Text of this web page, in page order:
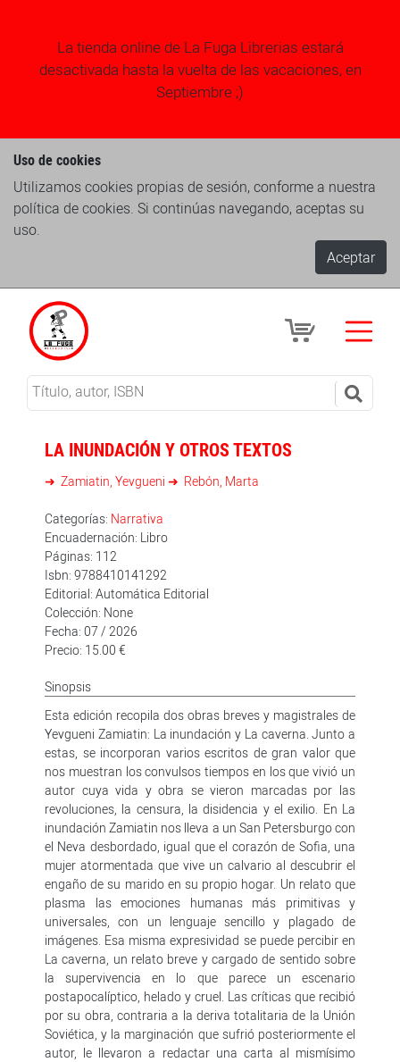
La tienda online de La Fuga Librerias estará
desactivada hasta la vuelta de las vacaciones, en
Septiembre ;)
Uso de cookies
Utilizamos cookies propias de sesión, conforme a nuestra
política de cookies. Si continúas navegando, aceptas su
uso.
Aceptar
LA INUNDACIÓN Y OTROS TEXTOS
Zamiatin, Yevgueni Rebón, Marta
Categorías: Narrativa
Encuadernación: Libro
Páginas: 112
Isbn: 9788410141292
Editorial: Automática Editorial
Colección: None
Fecha: 07 / 2026
Precio: 15.00 €
Sinopsis
Esta edición recopila dos obras breves y magistrales de
Yevgueni Zamiatin: La inundación y La caverna. Junto a
estas, se incorporan varios escritos de gran valor que
nos muestran los convulsos tiempos en los que vivió un
autor cuya vida y obra se vieron marcadas por las
revoluciones, la censura, la disidencia y el exilio. En La
inundación Zamiatin nos lleva a un San Petersburgo con
el Neva desbordado, igual que el corazón de Sofia, una
mujer atormentada que vive un calvario al descubrir el
engaño de su marido en su propio hogar. Un relato que
plasma las emociones humanas más primitivas y
universales, con un lenguaje sencillo y plagado de
imágenes. Esa misma expresividad se puede percibir en
La caverna, un relato breve y cargado de sentido sobre
la supervivencia en lo que parece un escenario
postapocalíptico, helado y cruel. Las críticas que recibió
por su obra, contraria a la deriva totalitaria de la Unión
Soviética, y la marginación que sufrió posteriormente el
autor, le llevaron a redactar una carta al mismísimo